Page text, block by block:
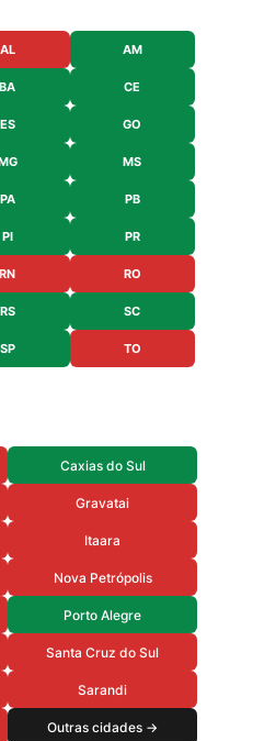
AL AM
BA CE
ES GO
MS
PA PB
PI PR
RN RO
RS SC
SP TO
Caxias do Sul
Gravatai
Itaara
Nova Petrópolis
Porto Alegre
Santa Cruz do Sul
Sarandi
Outras cidades →